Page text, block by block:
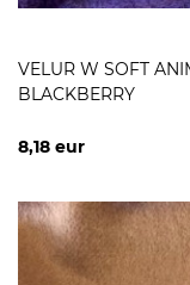
VELUR W SOFT
BLACKBERRY
8,18 eur